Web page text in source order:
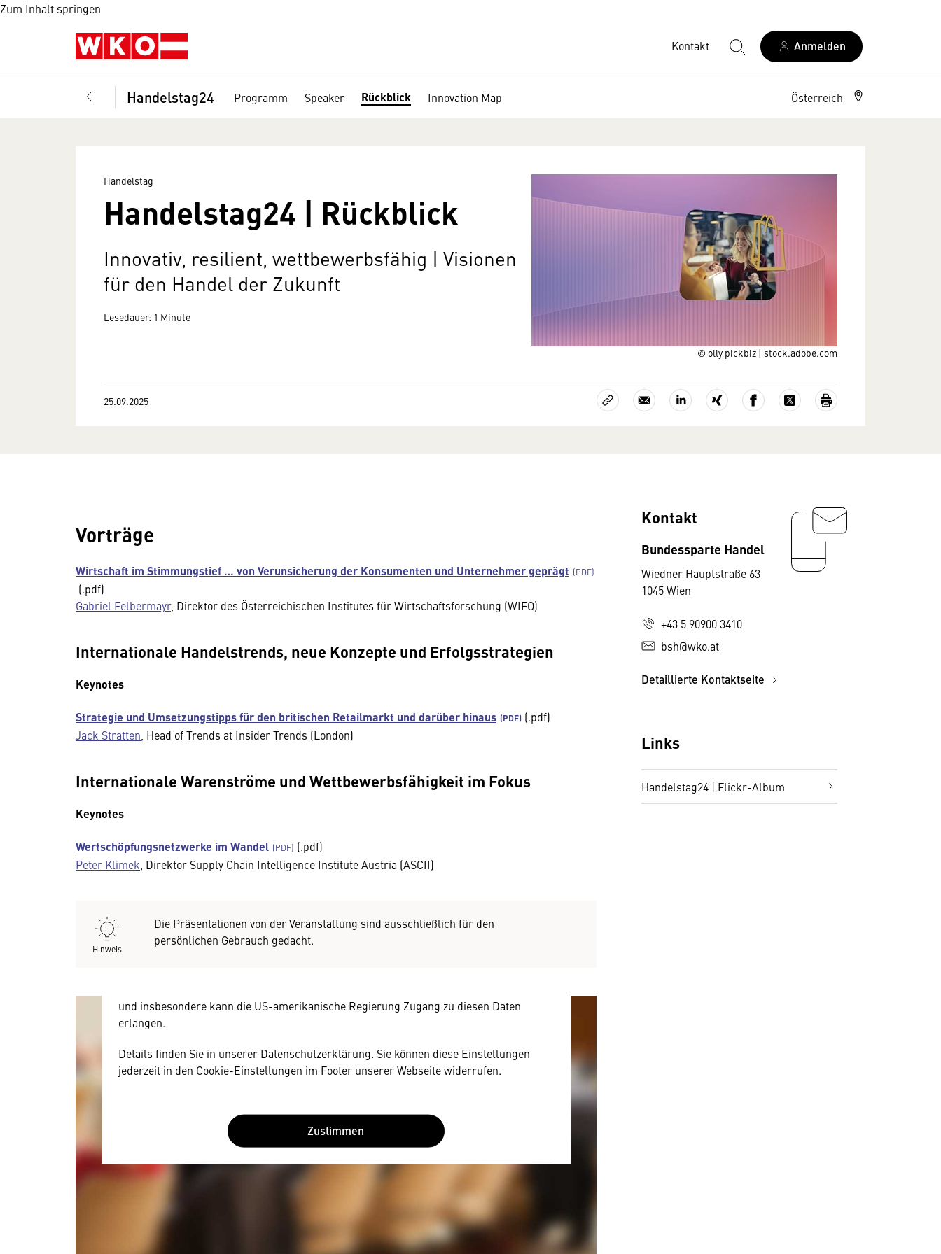
Zum Inhalt springen
Kontakt Anmelden
Handelstag24 Programm Speaker Rückblick Innovation Map Österreich
© olly pickbiz | stock.adobe.com
Handelstag
Handelstag24 | Rückblick
Innovativ, resilient, wettbewerbsfähig | Visionen
für den Handel der Zukunft
Lesedauer: 1 Minute
25.09.2025
Vorträge
Wirtschaft im Stimmungstief … von Verunsicherung der Konsumenten und Unternehmer geprägt
(.pdf)
Gabriel Felbermayr, Direktor des Österreichischen Institutes für Wirtschaftsforschung (WIFO)
Internationale Handelstrends, neue Konzepte und Erfolgsstrategien
Keynotes
Strategie und Umsetzungstipps für den britischen Retailmarkt und darüber hinaus
(.pdf)
Jack Stratten , Head of Trends at Insider Trends (London)
Internationale Warenströme und Wettbewerbsfähigkeit im Fokus
Keynotes
Wertschöpfungsnetzwerke im Wandel
(.pdf)
Peter Klimek , Direktor Supply Chain Intelligence Institute Austria (ASCII)
Hinweis
Die Präsentationen von der Veranstaltung sind ausschließlich für den
persönlichen Gebrauch gedacht.
Hier würden wir Ihnen gerne einen externen Inhalt anzeigen. Dafür benötigen wir
allerdings Ihre Zustimmung, da Ihr Browser personenbezogene technische Daten zu
und insbesondere kann die US-amerikanische Regierung Zugang zu diesen Daten
erlangen.
Details finden Sie in unserer Datenschutzerklärung. Sie können diese Einstellungen
jederzeit in den Cookie-Einstellungen im Footer unserer Webseite widerrufen.
Zustimmen
Kontakt
Bundessparte Handel
Wiedner Hauptstraße 63
1045 Wien
+43 5 90900 3410
bsh@wko.at
Detaillierte Kontaktseite
Links
Handelstag24 | Flickr-Album